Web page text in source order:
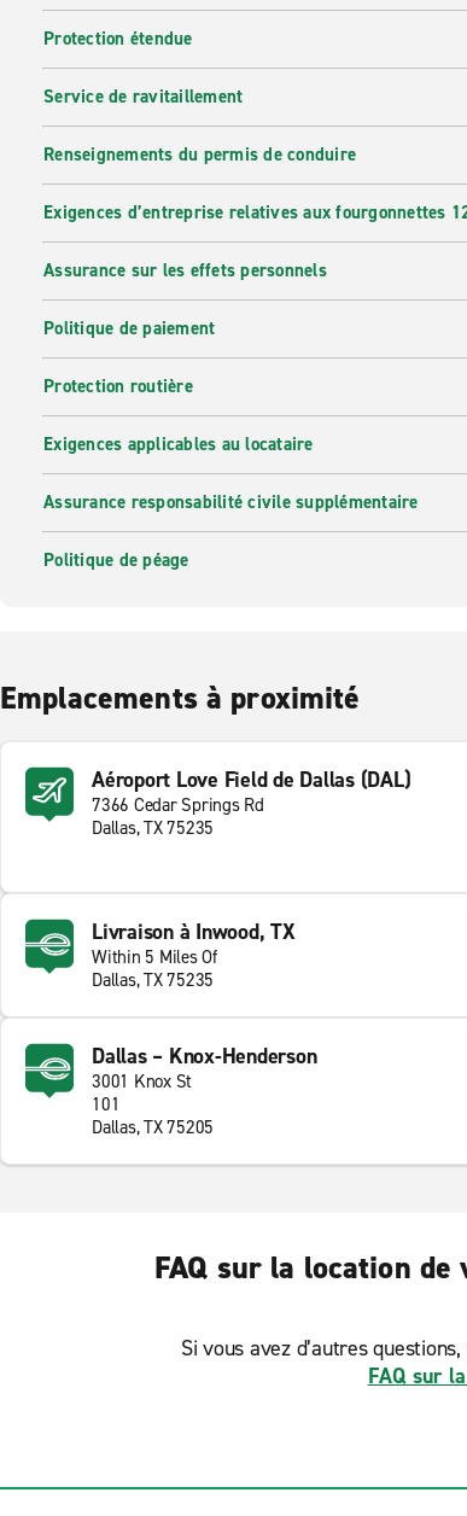
Protection étendue
Service de ravitaillement
Renseignements du permis de conduire
Exigences d’entreprise relatives aux fourgonnettes
Assurance sur les effets personnels
Politique de paiement
Protection routière
Exigences applicables au locataire
Assurance responsabilité civile supplémentaire
Politique de péage
Emplacements à proximité
Aéroport Love Field de Dallas (DAL)
7366 Cedar Springs Rd
Dallas, TX 75235
Livraison à Inwood, TX
Within 5 Miles Of
Dallas, TX 75235
Dallas – Knox-Henderson
3001 Knox St
101
Dallas, TX 75205
FAQ sur la location de
Si vous avez d’autres
FAQ sur